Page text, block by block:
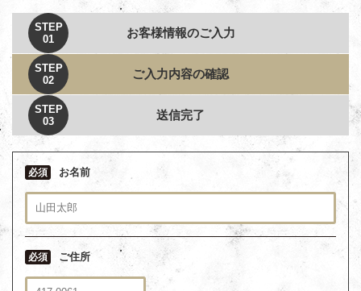
STEP
01
お客様情報のご入力
STEP
02
ご入力内容の確認
STEP
03
送信完了
必須 お名前
必須 ご住所